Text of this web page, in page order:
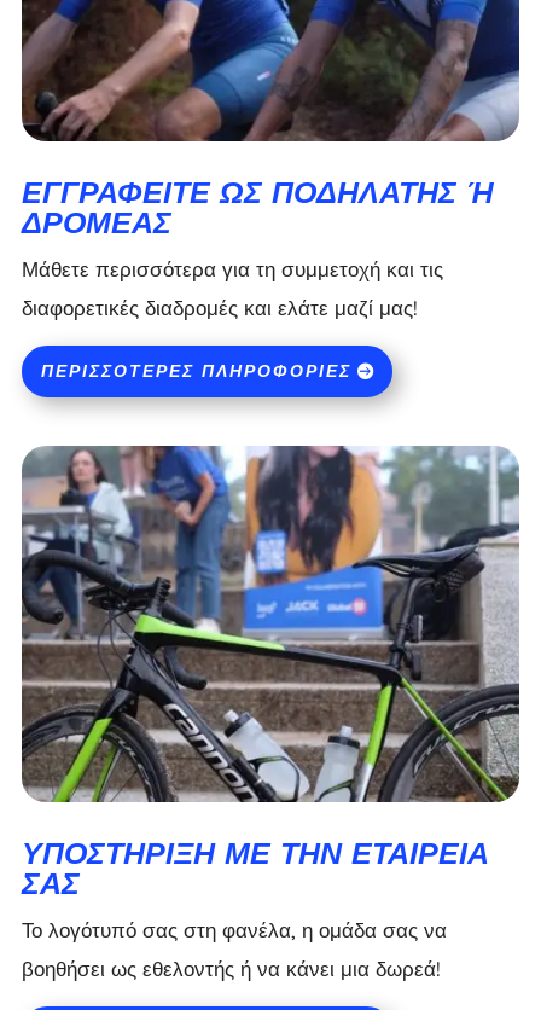
ΕΓΓΡΑΦΕΊΤΕ ΩΣ ΠΟΔΗΛΆΤΗΣ Ή Δ
ΡΟΜΈΑΣ
Μάθετε περισσότερα για τη συμμετοχή και τις
διαφορετικές διαδρομές και ελάτε μαζί μας!
ΠΕΡΙΣΣΌΤΕΡΕΣ ΠΛΗΡΟΦΟΡΊΕΣ
ΥΠΟΣΤΉΡΙΞΗ ΜΕ ΤΗΝ ΕΤΑΙΡΕΊΑ
ΣΑΣ
Το λογότυπό σας στη φανέλα, η ομάδα σας να
βοηθήσει ως εθελοντής ή να κάνει μια δωρεά!